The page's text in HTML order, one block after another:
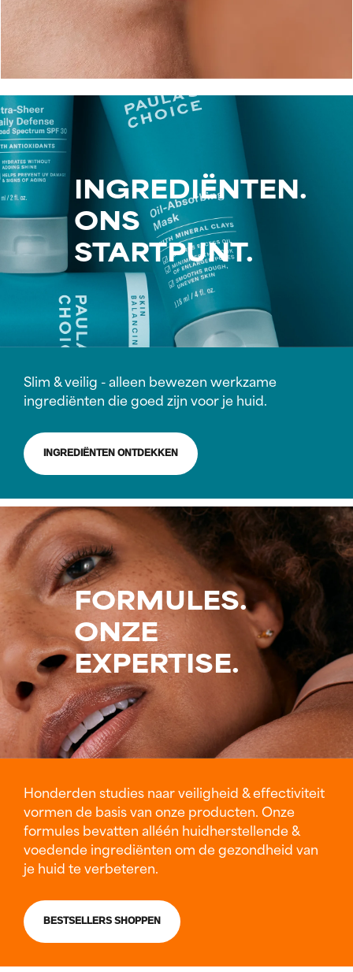
INGREDIËNTEN.
ONS
STARTPUNT.
Slim & veilig - alleen bewezen werkzame
ingrediënten die goed zijn voor je huid.
INGREDIËNTEN ONTDEKKEN
Honderden studies naar veiligheid & effectiviteit
vormen de basis van onze producten. Onze
formules bevatten alléén huidherstellende &
voedende ingrediënten om de gezondheid van
je huid te verbeteren.
BESTSELLERS SHOPPEN
FORMULES.
ONZE
EXPERTISE.